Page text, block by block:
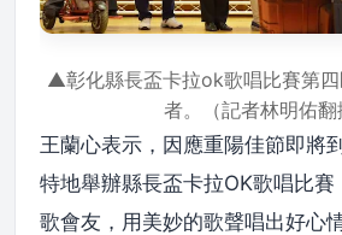
▲彰化縣長盃卡拉ok歌唱比賽第
者。（記者林明佑翻
王蘭心表示，因應重陽佳節即將
特地舉辦縣長盃卡拉OK歌唱比賽
歌會友，用美妙的歌聲唱出好心